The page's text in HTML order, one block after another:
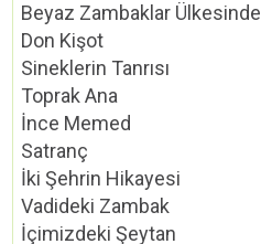
Beyaz Zambaklar Ülkesinde
Don Kişot
Sineklerin Tanrısı
Toprak Ana
İnce Memed
Satranç
İki Şehrin Hikayesi
Vadideki Zambak
İçimizdeki Şeytan